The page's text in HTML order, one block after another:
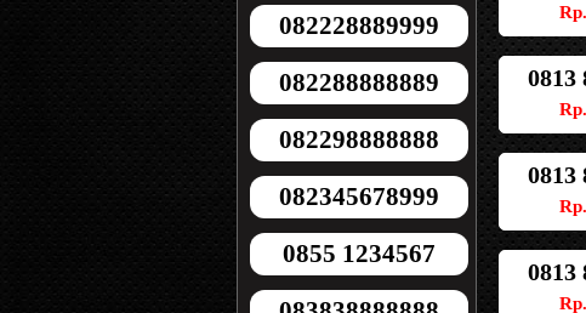
082228889999
082288888889
082298888888
082345678999
0855 1234567
0813
0813
0813